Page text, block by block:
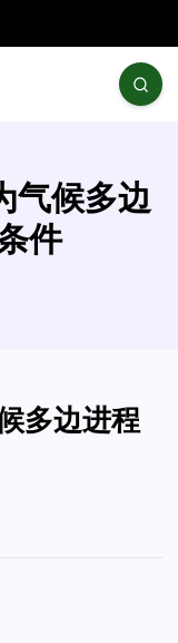
气候多边
件
多边进程